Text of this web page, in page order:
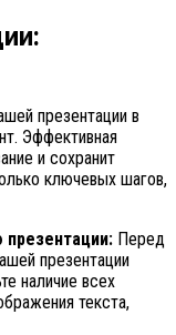
презентации в
Эффективная
и сохранит
ключевых шагов,
презентации: Перед
презентации
наличие всех
текста,